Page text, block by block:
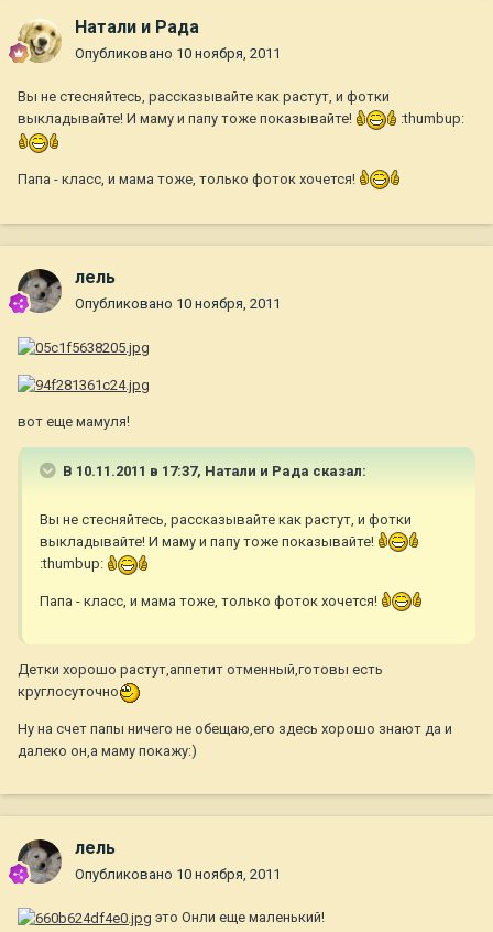
Натали и Рада
Опубликовано 10 ноября, 2011
Вы не стесняйтесь, рассказывайте как растут, и фотки
выкладывайте! И маму и папу тоже показывайте!
:thumbup:
Папа - класс, и мама тоже, только фоток хочется!
лель
Опубликовано 10 ноября, 2011
вот еще мамуля!
В 10.11.2011 в 17:37, Натали и Рада сказал:
Вы не стесняйтесь, рассказывайте как растут, и фотки
выкладывайте! И маму и папу тоже показывайте!
:thumbup:
Папа - класс, и мама тоже, только фоток хочется!
Детки хорошо растут,аппетит отменный,готовы есть
круглосуточно
Ну на счет папы ничего не обещаю,его здесь хорошо знают да и
далеко он,а маму покажу:)
лель
Опубликовано 10 ноября, 2011
это Онли еще маленький!